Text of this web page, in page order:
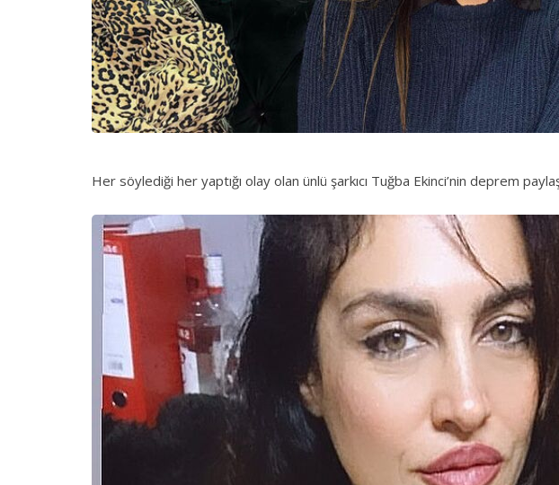
Her söylediği her yaptığı olay olan ünlü şarkıcı Tuğba Ekinci’nin deprem